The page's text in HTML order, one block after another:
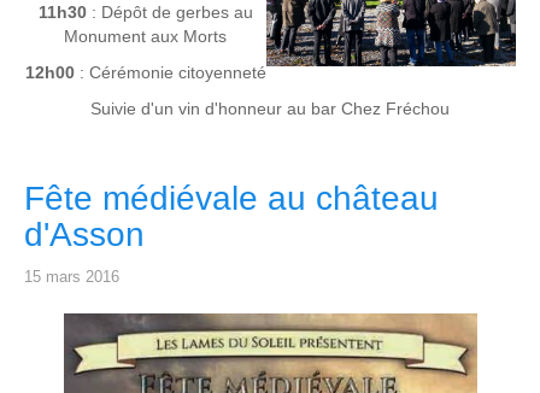
11h30: Dépôt de gerbes au
Monument aux Morts
12h00: Cérémonie citoyenneté
Suivie d'un vin d'honneur au bar Chez Fréchou
Fête médiévale au château
d'Asson
15 mars 2016